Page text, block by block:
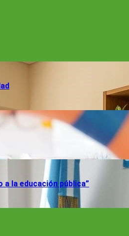
a la educación pública”